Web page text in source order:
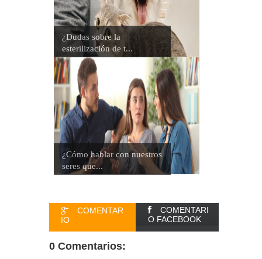
¿Dudas sobre la
esterilización de t...
¿Cómo hablar con nuestros
seres que...
COMENTAR
IO
COMENTARI
O FACEBOOK
0 Comentarios: